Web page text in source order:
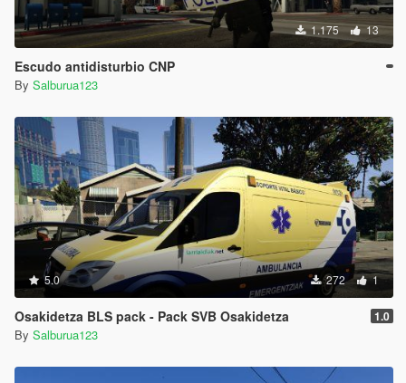
1.175 13
Escudo antidisturbio CNP
By Salburua123
5.0 272 1
Osakidetza BLS pack - Pack SVB Osakidetza 1.0
By Salburua123